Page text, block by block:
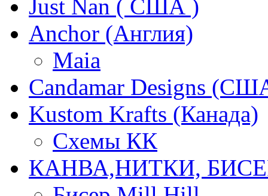
Just Nan ( США )
Anchor (Англия)
Maia
Candamar Designs
Kustom Krafts (Канада)
Схемы КК
КАНВА,НИТКИ,